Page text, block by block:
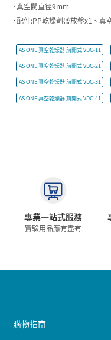
˙真空閥直徑9mm
˙配件:PP乾燥劑盛放盤x1、
AS ONE 真空乾燥器 前開式 VDC-11
AS ONE 真空乾燥器 前開式 VDC-21
AS ONE 真空乾燥器 前開式 VDC-31
AS ONE 真空乾燥器 前開式 VDC-41
專業一站式服務
實驗用品應有盡有
購物指南